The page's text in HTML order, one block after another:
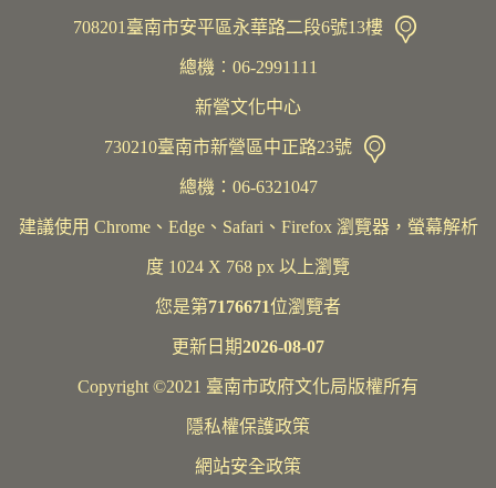
708201臺南市安平區永華路二段6號13樓
總機︰06-2991111
新營文化中心
730210臺南市新營區中正路23號
總機：06-6321047
建議使用 Chrome、Edge、Safari、Firefox 瀏覽器，螢幕解析
度 1024 X 768 px 以上瀏覽
您是第7176671位瀏覽者
更新日期2026-08-07
Copyright ©2021 臺南市政府文化局版權所有
隱私權保護政策
網站安全政策